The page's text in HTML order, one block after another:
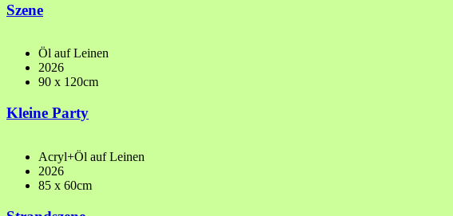
Szene
Öl auf Leinen
2026
90 x 120cm
Kleine Party
Acryl+Öl auf Leinen
2026
85 x 60cm